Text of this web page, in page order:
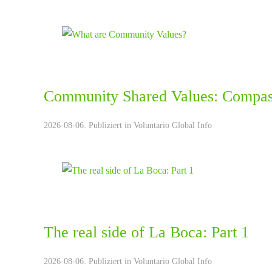
Community Shared Values:
2026-08-06. Publiziert in Voluntario Global Info
The real side of La Boca: Part 1
2026-08-06. Publiziert in Voluntario Global Info